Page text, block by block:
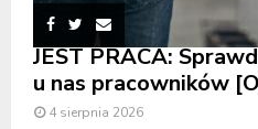
JEST PRACA:
u nas pracowników
4 sierpnia 2026